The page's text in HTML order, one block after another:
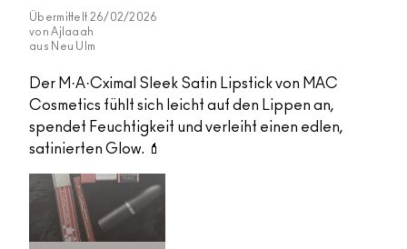
Übermittelt 26/02/2026
von Ajlaaah
aus Neu Ulm
Der M·A·Cximal Sleek Satin Lipstick von MAC
Cosmetics fühlt sich leicht auf den Lippen an,
spendet Feuchtigkeit und verleiht einen edlen,
satinierten Glow. 💄